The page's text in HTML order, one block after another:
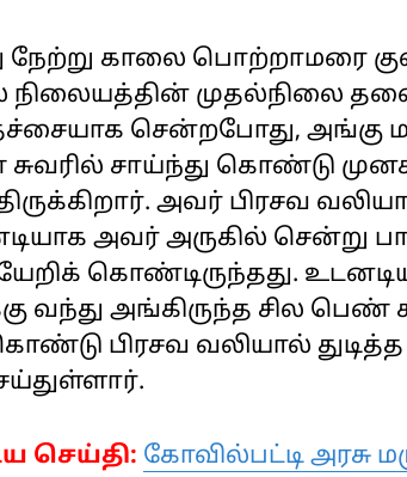
காலை பொற்றாமரை
நிலையத்தின் முதல்நிலை
சென்றபோது, அங்கு
சாய்ந்து கொண்டு
அவர் பிரசவ
அவர் அருகில் சென்று
கொண்டிருந்தது.
வந்து அங்கிருந்த சில
பிரசவ வலியால்
செய்தி: கோவில்பட்டி அரசு